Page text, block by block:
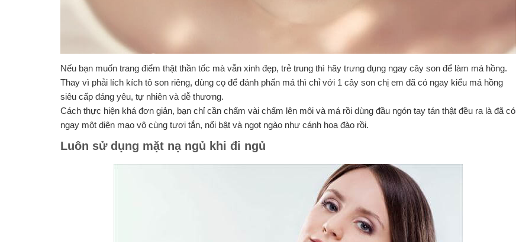
Nếu bạn muốn trang điểm thật thần tốc mà vẫn xinh đẹp, trẻ trung thì hãy trưng dụng ngay cây son để làm má hồng.
Thay vì phải lích kích tô son riêng, dùng cọ để đánh phấn má thì chỉ với 1 cây son chị em đã có ngay kiểu má hồng
siêu cấp đáng yêu, tự nhiên và dễ thương.
Cách thực hiện khá đơn giản, bạn chỉ cần chấm vài chấm lên môi và má rồi dùng đầu ngón tay tán thật đều ra là đã có
ngay một diện mạo vô cùng tươi tắn, nổi bật và ngọt ngào như cánh hoa đào rồi.
Luôn sử dụng mặt nạ ngủ khi đi ngủ